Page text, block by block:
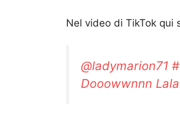
Nel video di TikTok qui
@ladymarion71
Dooowwnnn